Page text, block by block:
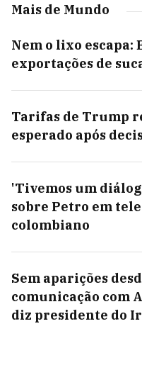
Mais de Mundo
Nem o lixo escapa:
exportações de
Tarifas de Trump
esperado após
'Tivemos um
sobre Petro em
colombiano
Sem aparições
comunicação com
diz presidente do